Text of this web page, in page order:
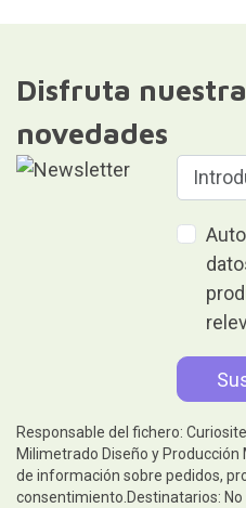
Disfruta
novedades
Responsable del fichero:
Milimetrado Diseño y Producción
de información sobre pedidos,
consentimiento.Destinatarios: